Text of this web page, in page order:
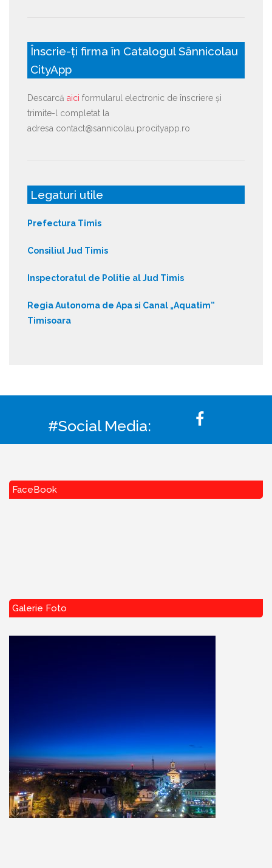
Înscrie-ți firma în Catalogul Sânnicolau
CityApp
Descarcă aici formularul electronic de înscriere și
trimite-l completat la
adresa contact@sannicolau.procityapp.ro
Legaturi utile
Prefectura Timis
Consiliul Jud Timis
Inspectoratul de Politie al Jud Timis
Regia Autonoma de Apa si Canal „Aquatim”
Timisoara
#Social Media:
FaceBook
Galerie Foto